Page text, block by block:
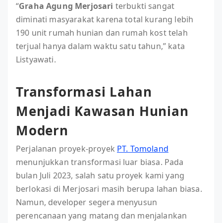
“Graha Agung Merjosari terbukti sangat
diminati masyarakat karena total kurang lebih
190 unit rumah hunian dan rumah kost telah
terjual hanya dalam waktu satu tahun,” kata
Listyawati.
Transformasi Lahan
Menjadi Kawasan Hunian
Modern
Perjalanan proyek-proyek PT. Tomoland
menunjukkan transformasi luar biasa. Pada
bulan Juli 2023, salah satu proyek kami yang
berlokasi di Merjosari masih berupa lahan biasa.
Namun, developer segera menyusun
perencanaan yang matang dan menjalankan